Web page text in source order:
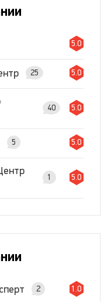
5.0
25 5.0
40 5.0
5 5.0
1 5.0
2 1.0